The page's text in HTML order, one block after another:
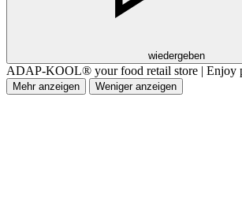
wiedergeben
ADAP-KOOL® your food retail store | Enjoy
Mehr anzeigen Weniger anzeigen